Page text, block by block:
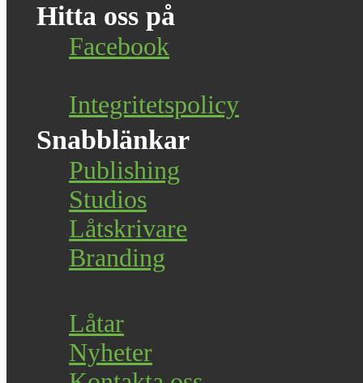
Hitta oss på
Facebook
Integritetspolicy
Snabblänkar
Publishing
Studios
Låtskrivare
Branding
Låtar
Nyheter